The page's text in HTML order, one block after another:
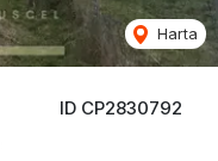
ID CP2830792
Harta